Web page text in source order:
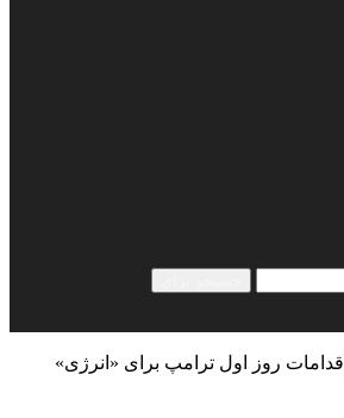
اقدامات روز اول ترامپ برای «انرژی»